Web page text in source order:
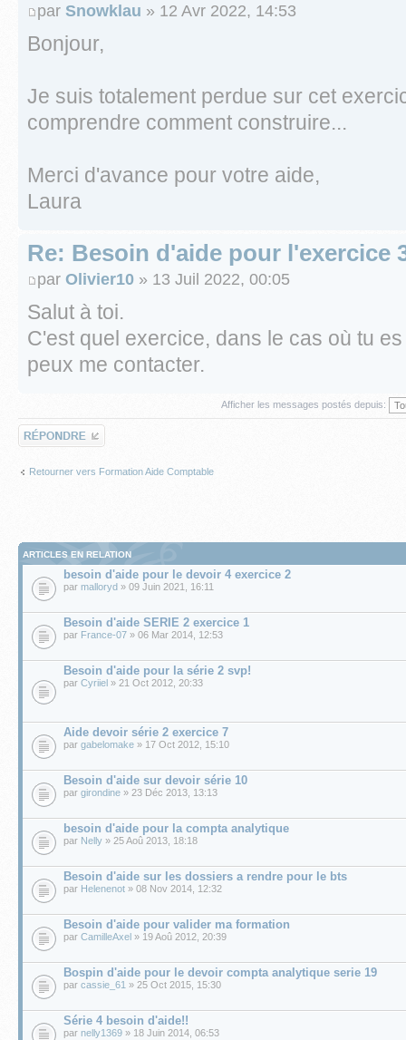
par Snowklau » 12 Avr 2022, 14:53
Bonjour,
Je suis totalement perdue sur cet
comprendre comment construire...
Merci d'avance pour votre aide,
Laura
Re: Besoin d'aide pour l'exercice
par Olivier10 » 13 Juil 2022, 00:05
Salut à toi.
C'est quel exercice, dans le cas où tu
peux me contacter.
Afficher les messages postés depuis:
Répondre
Retourner vers Formation Aide Comptable
ARTICLES EN RELATION
besoin d'aide pour le devoir 4 exercice 2
par malloryd » 09 Juin 2021, 16:11
Besoin d'aide SERIE 2 exercice 1
par France-07 » 06 Mar 2014, 12:53
Besoin d'aide pour la série 2 svp!
par Cyriiel » 21 Oct 2012, 20:33
Aide devoir série 2 exercice 7
par gabelomake » 17 Oct 2012, 15:10
Besoin d'aide sur devoir série 10
par girondine » 23 Déc 2013, 13:13
besoin d'aide pour la compta analytique
par Nelly » 25 Aoû 2013, 18:18
Besoin d'aide sur les dossiers a rendre pour le bts
par Helenenot » 08 Nov 2014, 12:32
Besoin d'aide pour valider ma formation
par CamilleAxel » 19 Aoû 2012, 20:39
Bospin d'aide pour le devoir compta analytique serie 19
par cassie_61 » 25 Oct 2015, 15:30
Série 4 besoin d'aide!!
par nelly1369 » 18 Juin 2014, 06:53